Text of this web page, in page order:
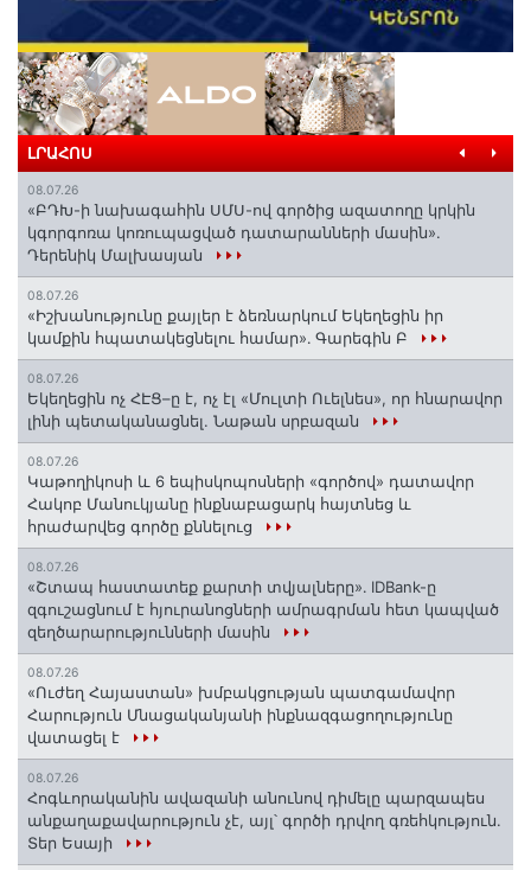
ԼՐԱՀՈՍ
08.07.26
«ԲԴԽ-ի նախագահին ՍՄՍ-ով գործից ազատողը կրկին
կգորգոռա կոռուպացված դատարանների մասին».
Դերենիկ Մալխասյան
08.07.26
«Իշխանությունը քայլեր է ձեռնարկում Եկեղեցին իր
կամքին հպատակեցնելու համար»․ Գարեգին Բ
08.07.26
Եկեղեցին ոչ ՀԷՑ–ը է, ոչ էլ «Մուլտի Ուելնես», որ հնարավոր
լինի պետականացնել. Նաթան սրբազան
08.07.26
️Կաթողիկոսի և 6 եպիսկոպոսների «գործով» դատավոր
Հակոբ Մանուկյանը ինքնաբացարկ հայտնեց և
հրաժարվեց գործը քննելուց
08.07.26
«Շտապ հաստատեք քարտի տվյալները»․ IDBank-ը
զգուշացնում է հյուրանոցների ամրագրման հետ կապված
զեղծարարությունների մասին
08.07.26
«Ուժեղ Հայաստան» խմբակցության պատգամավոր
Հարություն Մնացականյանի ինքնազգացողությունը
վատացել է
08.07.26
Հոգևորականին ավազանի անունով դիմելը պարզապես
անքաղաքավարություն չէ, այլ՝ գործի դրվող գռեհկություն.
Տեր Եսայի